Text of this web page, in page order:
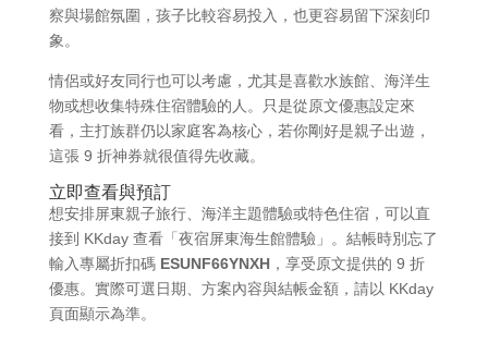
察與場館氛圍，孩子比較容易投入，也更容易留下深刻印
象。
情侶或好友同行也可以考慮，尤其是喜歡水族館、海洋生
物或想收集特殊住宿體驗的人。只是從原文優惠設定來
看，主打族群仍以家庭客為核心，若你剛好是親子出遊，
這張 9 折神券就很值得先收藏。
立即查看與預訂
想安排屏東親子旅行、海洋主題體驗或特色住宿，可以直
接到 KKday 查看「夜宿屏東海生館體驗」。結帳時別忘了
輸入專屬折扣碼 ESUNF66YNXH，享受原文提供的 9 折
優惠。實際可選日期、方案內容與結帳金額，請以 KKday
頁面顯示為準。